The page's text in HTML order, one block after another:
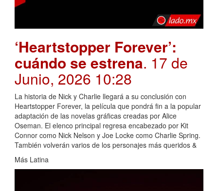
‘Heartstopper Forever’:
cuándo se estrena. 17 de
Junio, 2026 10:28
La historia de Nick y Charlie llegará a su conclusión con
Heartstopper Forever, la película que pondrá fin a la popular
adaptación de las novelas gráficas creadas por Alice
Oseman. El elenco principal regresa encabezado por Kit
Connor como Nick Nelson y Joe Locke como Charlie Spring.
También volverán varios de los personajes más queridos &
Más Latina